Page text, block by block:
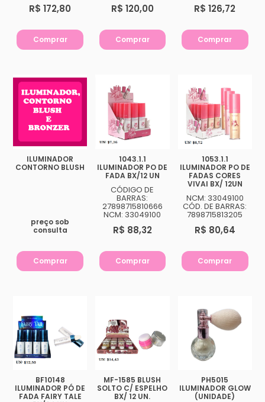
R$ 172,80
Comprar
R$ 120,00
Comprar
R$ 126,72
Comprar
ILUMINADOR
CONTORNO BLUSH
preço sob
consulta
Comprar
1043.1.1
ILUMINADOR PO DE
FADA BX/12 UN
CÓDIGO DE
BARRAS:
27898715810666
NCM: 33049100
R$ 88,32
Comprar
1053.1.1
ILUMINADOR PO DE
FADAS CORES
VIVAI BX/ 12UN
NCM: 33049100
CÓD. DE BARRAS:
7898715813205
R$ 80,64
Comprar
BF10148
ILUMINADOR PÓ DE
FADA FAIRY TALE
MF-1585 BLUSH
SOLTO C/ ESPELHO
BX/ 12 UN.
PH5015
ILUMINADOR GLOW
(UNIDADE)